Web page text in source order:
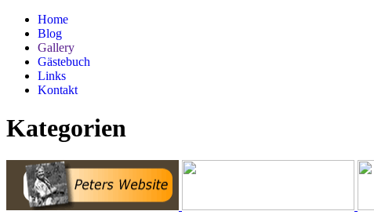
Home
Blog
Gallery
Gästebuch
Links
Kontakt
Kategorien